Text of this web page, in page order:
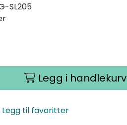
SL205
Legg i handlekurv
Legg til favoritter